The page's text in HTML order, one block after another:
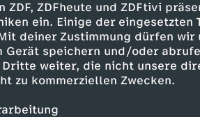
ZDFheute und ZDFtivi
ein. Einige der eingesetzten
deiner Zustimmung dürfen
speichern und/oder
weiter, die nicht unsere
zu kommerziellen Zwecken.
US-Präsident
weiteren